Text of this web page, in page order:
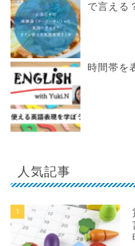
で言える
時間帯を
人気記事
1